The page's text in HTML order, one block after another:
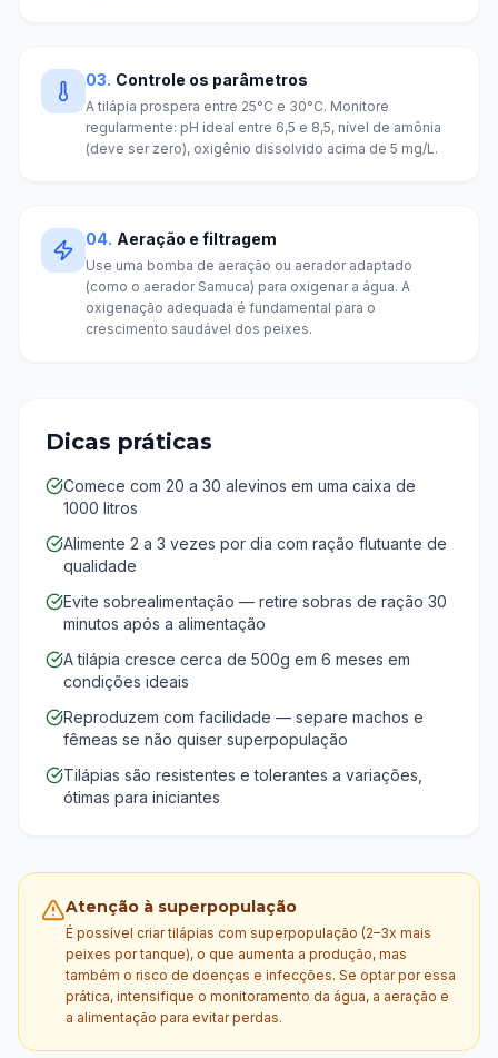
03. Controle os parâmetros
A tilápia prospera entre 25°C e 30°C. Monitore
regularmente: pH ideal entre 6,5 e 8,5, nível de amônia
(deve ser zero), oxigênio dissolvido acima de 5 mg/L.
04. Aeração e filtragem
Use uma bomba de aeração ou aerador adaptado
(como o aerador Samuca) para oxigenar a água. A
oxigenação adequada é fundamental para o
crescimento saudável dos peixes.
Dicas práticas
Comece com 20 a 30 alevinos em uma caixa de
1000 litros
Alimente 2 a 3 vezes por dia com ração flutuante de
qualidade
Evite sobrealimentação — retire sobras de ração 30
minutos após a alimentação
A tilápia cresce cerca de 500g em 6 meses em
condições ideais
Reproduzem com facilidade — separe machos e
fêmeas se não quiser superpopulação
Tilápias são resistentes e tolerantes a variações,
ótimas para iniciantes
Atenção à superpopulação
É possível criar tilápias com superpopulação (2–3x mais
peixes por tanque), o que aumenta a produção, mas
também o risco de doenças e infecções. Se optar por essa
prática, intensifique o monitoramento da água, a aeração e
a alimentação para evitar perdas.